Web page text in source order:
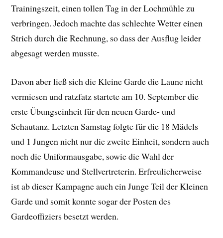
Trainingszeit, einen tollen Tag in der Lochmühle zu
verbringen. Jedoch machte das schlechte Wetter einen
Strich durch die Rechnung, so dass der Ausflug leider
abgesagt werden musste.
Davon aber ließ sich die Kleine Garde die Laune nicht
vermiesen und ratzfatz startete am 10. September die
erste Übungseinheit für den neuen Garde- und
Schautanz. Letzten Samstag folgte für die 18 Mädels
und 1 Jungen nicht nur die zweite Einheit, sondern auch
noch die Uniformausgabe, sowie die Wahl der
Kommandeuse und Stellvertreterin. Erfreulicherweise
ist ab dieser Kampagne auch ein Junge Teil der Kleinen
Garde und somit konnte sogar der Posten des
Gardeoffiziers besetzt werden.